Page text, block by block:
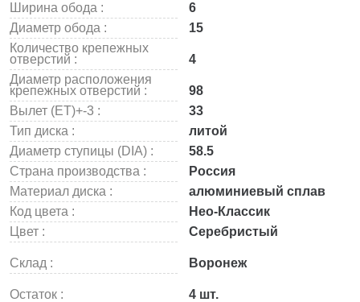
Ширина обода :
6
Диаметр обода :
15
Количество крепежных
отверстий :
4
Диаметр расположения
крепежных отверстий :
98
Вылет (ET)+-3 :
33
Тип диска :
литой
Диаметр ступицы (DIA) :
58.5
Страна производства :
Россия
Материал диска :
алюминиевый сплав
Код цвета :
Нео-Классик
Цвет :
Серебристый
Склад : Воронеж
Остаток : 4 шт.